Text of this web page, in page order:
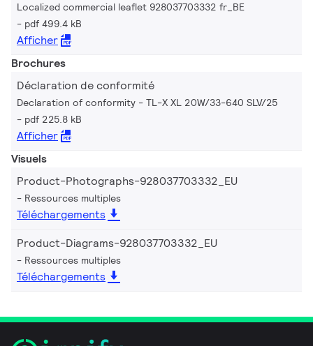
Localized commercial leaflet 928037703332 fr_BE
pdf 499.4 kB
Afficher
Brochures
Déclaration de conformité
Declaration of conformity - TL-X XL 20W/33-640 SLV/25
pdf 225.8 kB
Afficher
Visuels
Product-Photographs-928037703332_EU
Ressources multiples
Téléchargements
Product-Diagrams-928037703332_EU
Ressources multiples
Téléchargements